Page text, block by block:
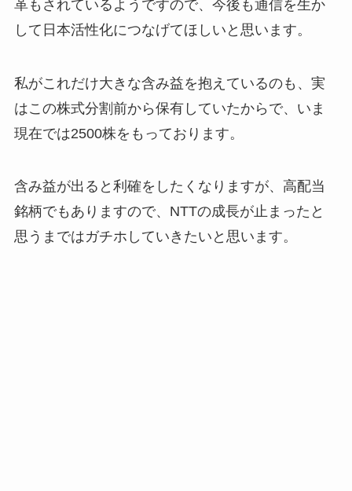
革もされているようですので、今後も通信を生か
して日本活性化につなげてほしいと思います。
私がこれだけ大きな含み益を抱えているのも、実
はこの株式分割前から保有していたからで、いま
現在では2500株をもっております。
含み益が出ると利確をしたくなりますが、高配当
銘柄でもありますので、NTTの成長が止まったと
思うまではガチホしていきたいと思います。